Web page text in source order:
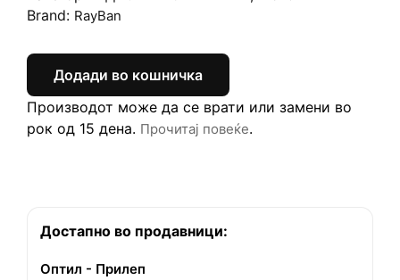
Brand: RayBan
Додади во кошничка
Производот може да се врати или замени во
рок од 15 дена. Прочитај повеќе.
Достапно во продавници:
Оптил - Прилеп